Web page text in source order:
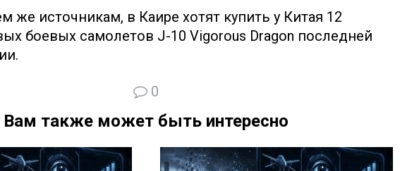
же источникам, в Каире хотят купить у Китая 12
боевых самолетов J-10 Vigorous Dragon последней
0
Вам также может быть интересно